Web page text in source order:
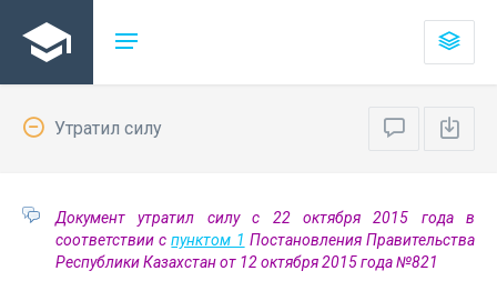
Утратил силу
Документ утратил силу с 22 октября 2015 года в
соответствии спунктом 1 Постановления Правительства
Республики Казахстан от 12 октября 2015 года №821